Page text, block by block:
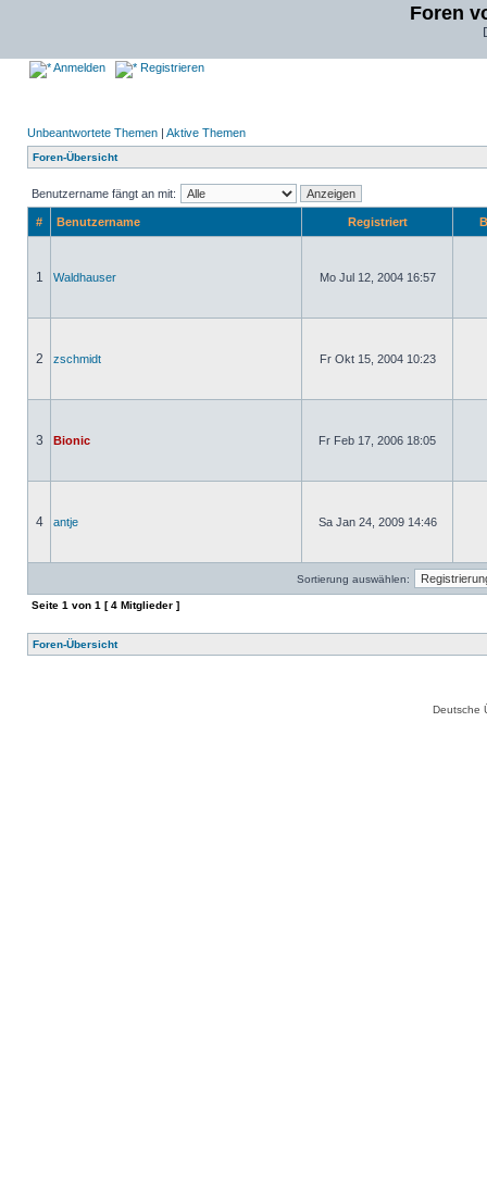
Foren
Anmelden Registrieren
Unbeantwortete Themen | Aktive Themen
Foren-Übersicht
Benutzername fängt an mit:
# Benutzername Registriert
1 Waldhauser Mo Jul 12, 2004 16:57
2 zschmidt Fr Okt 15, 2004 10:23
3 Bionic Fr Feb 17, 2006 18:05
4 antje Sa Jan 24, 2009 14:46
Sortierung auswählen:
Seite 1 von 1 [ 4 Mitglieder ]
Foren-Übersicht
Deutsche